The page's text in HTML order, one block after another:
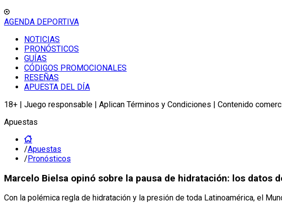
AGENDA DEPORTIVA
NOTICIAS
PRONÓSTICOS
GUÍAS
CÓDIGOS PROMOCIONALES
RESEÑAS
APUESTA DEL DÍA
18+ | Juego responsable | Aplican Términos y Condiciones | Contenido
Apuestas
/Apuestas
/Pronósticos
Marcelo Bielsa opinó sobre la pausa de hidratación: los datos
Con la polémica regla de hidratación y la presión de toda Latinoamérica, el